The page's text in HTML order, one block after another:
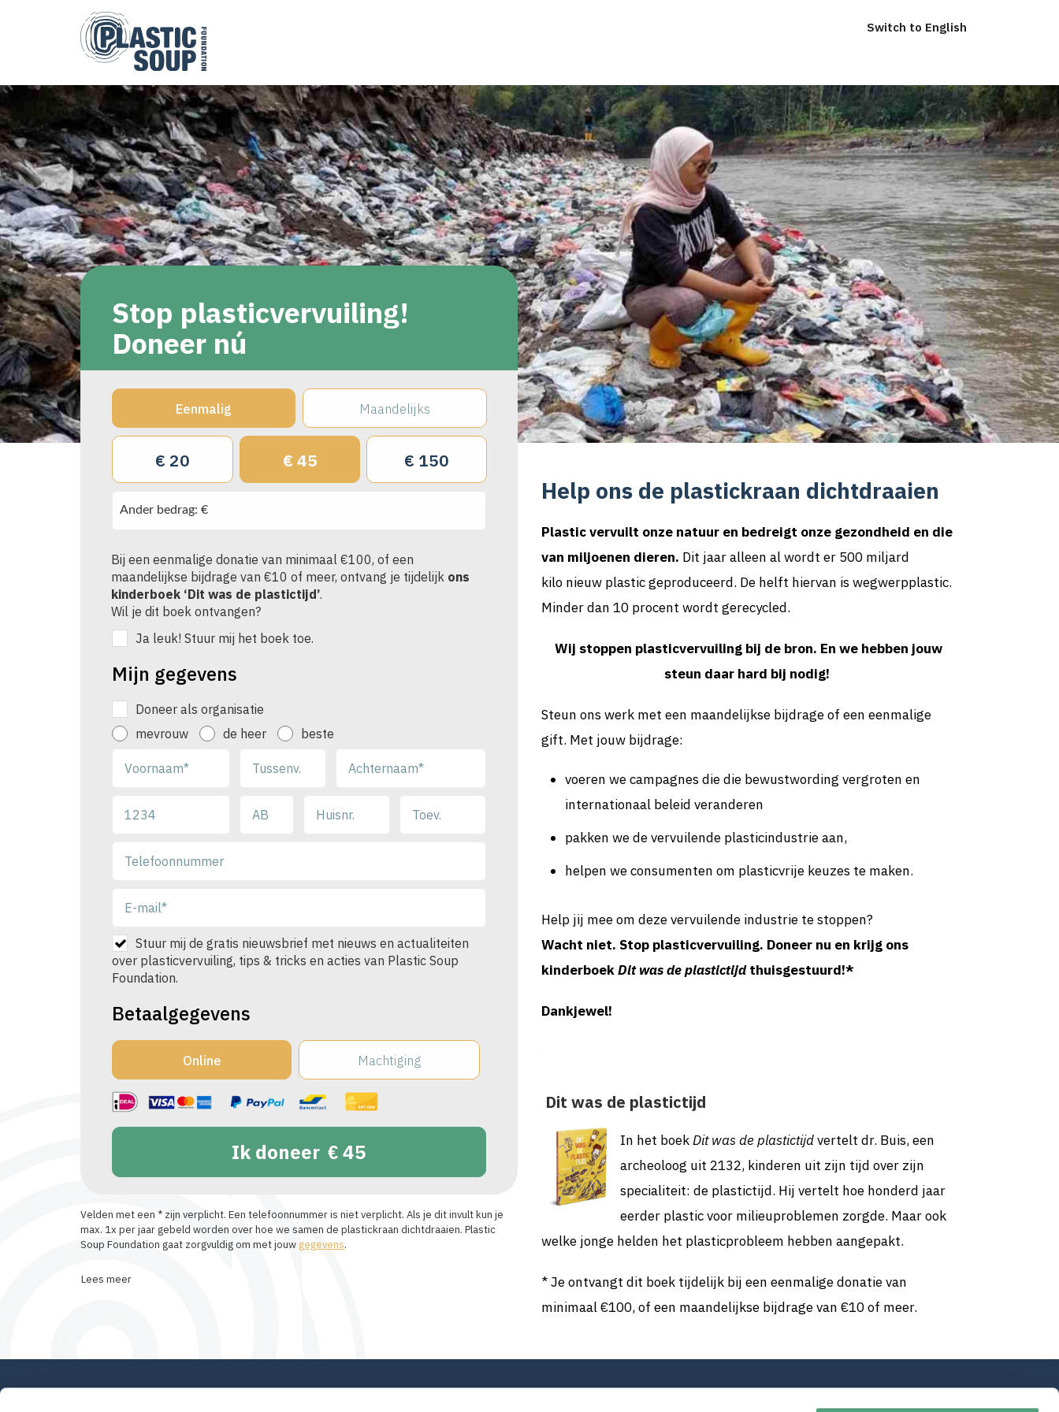
Switch to English
Stop plasticvervuiling!
Doneer nú
Eenmalig Maandelijks
€ 20 € 45 € 150
Ander bedrag: €
Bij een eenmalige donatie van minimaal €100, of een
maandelijkse bijdrage van €10 of meer, ontvang je tijdelijk ons
kinderboek ‘Dit was de plastictijd’.
Wil je dit boek ontvangen?
Ja leuk! Stuur mij het boek toe.
Mijn gegevens
Doneer als organisatie
mevrouw
de heer beste
Stuur mij de gratis nieuwsbrief met nieuws en actualiteiten
over plasticvervuiling, tips & tricks en acties van Plastic Soup
Foundation.
Betaalgegevens
Online Machtiging
Ik doneer 45
Velden met een * zijn verplicht. Een telefoonnummer is niet verplicht. Als je dit invult kun je
max. 1x per jaar gebeld worden over hoe we samen de plastickraan dichtdraaien. Plastic
Soup Foundation gaat zorgvuldig om met jouw gegevens.
Lees meer
Help ons de plastickraan dichtdraaien
Plastic vervuilt onze natuur en bedreigt onze gezondheid en die
van miljoenen dieren. Dit jaar alleen al wordt er 500 miljard
kilo nieuw plastic geproduceerd. De helft hiervan is wegwerpplastic.
Minder dan 10 procent wordt gerecycled.
Wij stoppen plasticvervuiling bij de bron. En we hebben jouw
steun daar hard bij nodig!
Steun ons werk met een maandelijkse bijdrage of een eenmalige
gift. Met jouw bijdrage:
voeren we campagnes die die bewustwording vergroten en
internationaal beleid veranderen
pakken we de vervuilende plasticindustrie aan,
helpen we consumenten om plasticvrije keuzes te maken.
Help jij mee om deze vervuilende industrie te stoppen?
Wacht niet. Stop plasticvervuiling. Doneer nu en krijg ons
kinderboekDit was de plastictijdthuisgestuurd!*
Dankjewel!
Dit was de plastictijd
In het boekDit was de plastictijdvertelt dr. Buis, een
archeoloog uit 2132, kinderen uit zijn tijd over zijn
specialiteit: de plastictijd. Hij vertelt hoe honderd jaar
eerder plastic voor milieuproblemen zorgde. Maar ook
welke jonge helden het plasticprobleem hebben aangepakt.
* Je ontvangt dit boek tijdelijk bij een eenmalige donatie van
minimaal €100, of een maandelijkse bijdrage van €10 of meer.